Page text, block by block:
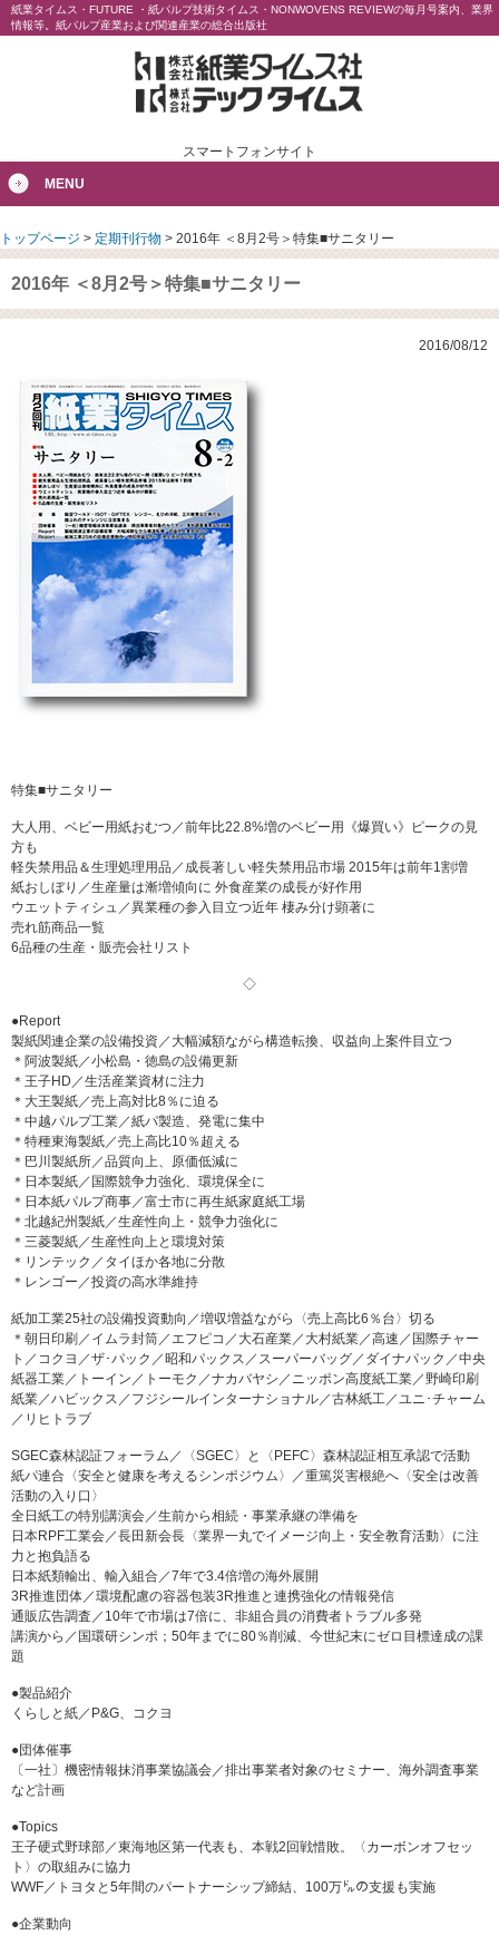
紙業タイムス・FUTURE ・紙パルプ技術タイムス・NONWOVENS REVIEWの毎月号案内、業界
情報等。紙パルプ産業および関連産業の総合出版社
スマートフォンサイト
MENU
トップページ > 定期刊行物 > 2016年 ＜8月2号＞特集■サニタリー
2016年 ＜8月2号＞特集■サニタリー
2016/08/12
特集■サニタリー
大人用、ベビー用紙おむつ／前年比22.8%増のベビー用《爆買い》ピークの見
方も
軽失禁用品＆生理処理用品／成長著しい軽失禁用品市場 2015年は前年1割増
紙おしぼり／生産量は漸増傾向に 外食産業の成長が好作用
ウエットティシュ／異業種の参入目立つ近年 棲み分け顕著に
売れ筋商品一覧
6品種の生産・販売会社リスト
◇
●Report
製紙関連企業の設備投資／大幅減額ながら構造転換、収益向上案件目立つ
＊阿波製紙／小松島・徳島の設備更新
＊王子HD／生活産業資材に注力
＊大王製紙／売上高対比8％に迫る
＊中越パルプ工業／紙パ製造、発電に集中
＊特種東海製紙／売上高比10％超える
＊巴川製紙所／品質向上、原価低減に
＊日本製紙／国際競争力強化、環境保全に
＊日本紙パルプ商事／富士市に再生紙家庭紙工場
＊北越紀州製紙／生産性向上・競争力強化に
＊三菱製紙／生産性向上と環境対策
＊リンテック／タイほか各地に分散
＊レンゴー／投資の高水準維持
紙加工業25社の設備投資動向／増収増益ながら〈売上高比6％台〉切る
＊朝日印刷／イムラ封筒／エフピコ／大石産業／大村紙業／高速／国際チャー
ト／コクヨ／ザ･パック／昭和パックス／スーパーバッグ／ダイナパック／中央
紙器工業／トーイン／トーモク／ナカバヤシ／ニッポン高度紙工業／野崎印刷
紙業／ハビックス／フジシールインターナショナル／古林紙工／ユニ･チャーム
／リヒトラブ
SGEC森林認証フォーラム／〈SGEC〉と〈PEFC〉森林認証相互承認で活動
紙パ連合〈安全と健康を考えるシンポジウム〉／重篤災害根絶へ〈安全は改善
活動の入り口〉
全日紙工の特別講演会／生前から相続・事業承継の準備を
日本RPF工業会／長田新会長〈業界一丸でイメージ向上・安全教育活動〉に注
力と抱負語る
日本紙類輸出、輸入組合／7年で3.4倍増の海外展開
3R推進団体／環境配慮の容器包装3R推進と連携強化の情報発信
通販広告調査／10年で市場は7倍に、非組合員の消費者トラブル多発
講演から／国環研シンポ；50年までに80％削減、今世紀末にゼロ目標達成の課
題
●製品紹介
くらしと紙／P&G、コクヨ
●団体催事
〔一社〕機密情報抹消事業協議会／排出事業者対象のセミナー、海外調査事業
など計画
●Topics
王子硬式野球部／東海地区第一代表も、本戦2回戦惜敗。〈カーボンオフセッ
ト〉の取組みに協力
WWF／トヨタと5年間のパートナーシップ締結、100万㌦の支援も実施
●企業動向